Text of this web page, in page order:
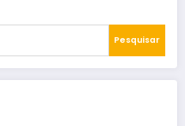
Pesquisar